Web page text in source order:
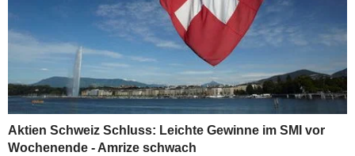
Aktien Schweiz Schluss: Leichte Gewinne im SMI vor
Wochenende - Amrize schwach